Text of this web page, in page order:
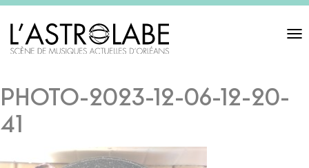
Toggle
PHOTO-2023-12-06-12-20-
41